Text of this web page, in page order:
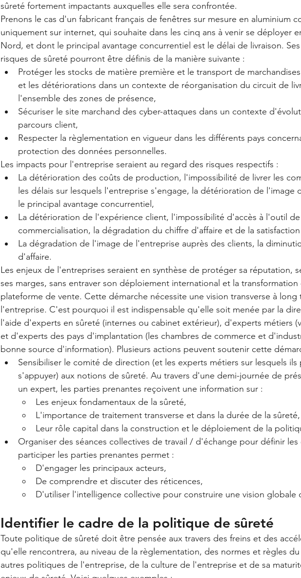
sûreté fortement impactants auxquelles elle sera confrontée.
Prenons le cas d'un fabricant français de fenêtres sur mesure en aluminium
uniquement sur internet, qui souhaite dans les cinq ans à venir se déployer
Nord, et dont le principal avantage concurrentiel est le délai de livraison.
risques de sûreté pourront être définis de la manière suivante :
Protéger les stocks de matière première et le transport de
et les détériorations dans un contexte de réorganisation du circuit de
l'ensemble des zones de présence,
Sécuriser le site marchand des cyber-attaques dans un contexte
parcours client,
Respecter la règlementation en vigueur dans les différents pays
protection des données personnelles.
Les impacts pour l'entreprise seraient au regard des risques respectifs :
La détérioration des coûts de production, l'impossibilité de livrer les
les délais sur lesquels l'entreprise s'engage, la détérioration de l'image
le principal avantage concurrentiel,
La détérioration de l'expérience client, l'impossibilité d'accès à l'outil de
commercialisation, la dégradation du chiffre d'affaire et de la
La dégradation de l'image de l'entreprise auprès des clients, la
d'affaire.
Les enjeux de l'entreprises seraient en synthèse de protéger sa réputation,
ses marges, sans entraver son déploiement international et la transformation
plateforme de vente. Cette démarche nécessite une vision transverse à long
l'entreprise. C'est pourquoi il est indispensable qu'elle soit menée par la
l'aide d'experts en sûreté (internes ou cabinet extérieur), d'experts métiers
et d'experts des pays d'implantation (les chambres de commerce et
bonne source d'information). Plusieurs actions peuvent soutenir cette
Sensibiliser le comité de direction (et les experts métiers sur lesquels ils
s'appuyer) aux notions de sûreté. Au travers d'une demi-journée de
un expert, les parties prenantes reçoivent une information sur :
Les enjeux fondamentaux de la sûreté,
L'importance de traitement transverse et dans la durée de la sûreté,
Leur rôle capital dans la construction et le déploiement de la
Organiser des séances collectives de travail / d'échange pour définir les
participer les parties prenantes permet :
D'engager les principaux acteurs,
De comprendre et discuter des réticences,
D'utiliser l'intelligence collective pour construire une vision globale
Identifier le cadre de la politique de sûreté
Toute politique de sûreté doit être pensée aux travers des freins et des
qu'elle rencontrera, au niveau de la règlementation, des normes et règles du
autres politiques de l'entreprise, de la culture de l'entreprise et de sa